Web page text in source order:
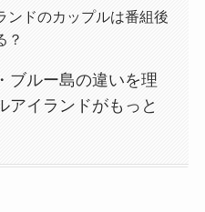
ンドのカップルは番組後
？
ブルー島の違いを理
アイランドがもっと